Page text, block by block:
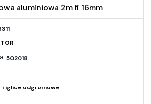
aluminiowa 2m fi 16mm
502018
i iglice odgromowe